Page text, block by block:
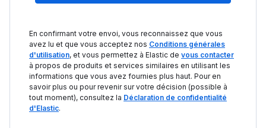
En confirmant votre envoi, vous reconnaissez que vous
avez lu et que vous acceptez nos Conditions générales
d'utilisation, et vous permettez à Elastic de vous contacter
à propos de produits et services similaires en utilisant les
informations que vous avez fournies plus haut. Pour en
savoir plus ou pour revenir sur votre décision (possible à
tout moment), consultez la Déclaration de confidentialité
d'Elastic.